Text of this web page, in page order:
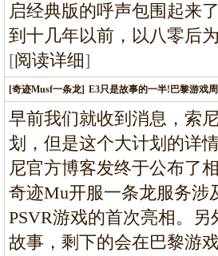
启经典版的呼声包围起来
到十几年以前，以八零后
[阅读详细]
[奇迹Musf一条龙] E3只是故事的一半!巴黎游戏
早前我们就收到消息，索
划，但是这个大计划的详
尼官方博客发终于公布了
奇迹Mu开服一条龙服务涉
PSVR游戏的首次亮相。
故事，剩下的会在巴黎游